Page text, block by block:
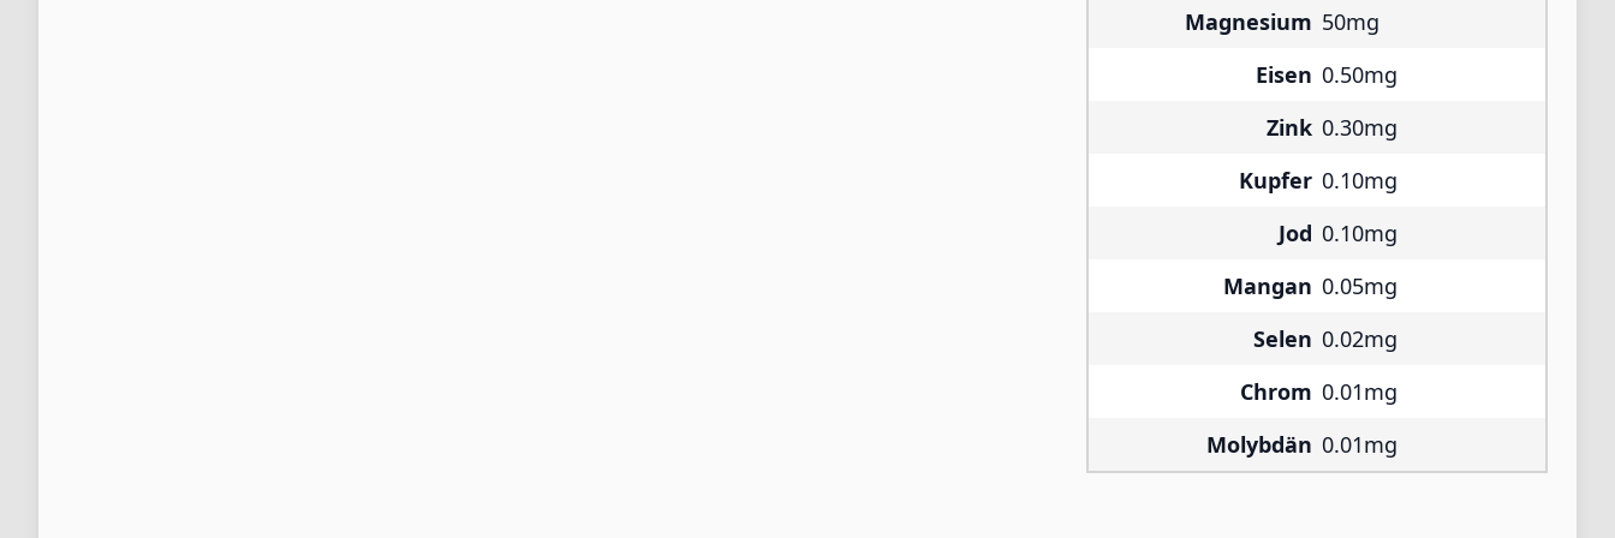
Magnesium 50mg
Eisen 0.50mg
Zink 0.30mg
Kupfer 0.10mg
Jod 0.10mg
Mangan 0.05mg
Selen 0.02mg
Chrom 0.01mg
Molybdän 0.01mg